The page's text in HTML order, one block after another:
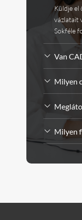
Küldje el
vázlatait
Sokféle
Van
Milyen
Milyen